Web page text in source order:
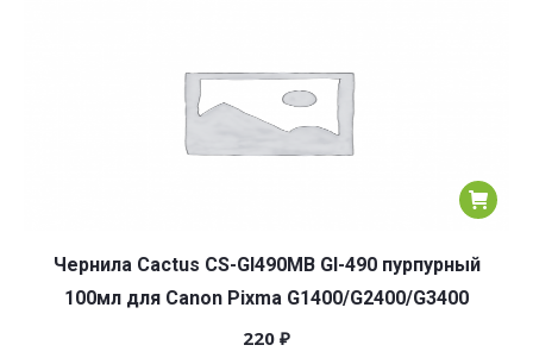
Чернила Cactus CS-GI490MB GI-490 пурпурный
100мл для Canon Pixma G1400/G2400/G3400
220 ₽